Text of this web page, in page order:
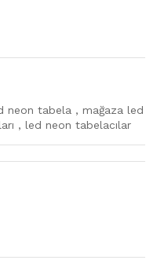
neon tabela , mağaza led
, led neon tabelacılar